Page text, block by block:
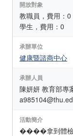
開放對象
教職員，費用：0
學生，費用：0
承辦單位
健康暨諮商中心
承辦人員
陳妍妍 教育部專
活動簡介
����拿到體檢